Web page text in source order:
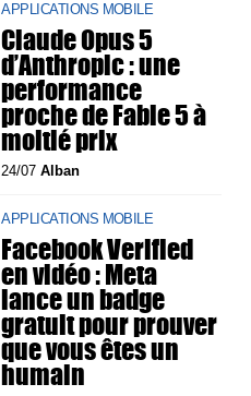
APPLICATIONS MOBILE
Claude Opus 5
d’Anthropic : une
performance
proche de Fable 5 à
moitié prix
24/07Alban
APPLICATIONS MOBILE
Facebook Verified
en vidéo : Meta
lance un badge
gratuit pour prouver
que vous êtes un
humain